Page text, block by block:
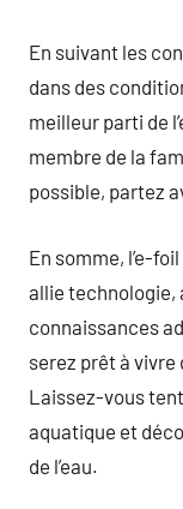
En suivant les
dans des
meilleur parti de
membre de la
possible, partez
En somme, l’e-
allie technologie,
connaissances
serez prêt à vivre
Laissez-vous
aquatique et
de l’eau.